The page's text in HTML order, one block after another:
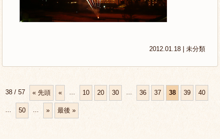
2012.01.18 | 未分類
38 / 57 « 先頭 « 10 20 30 36 37 38 39 40
50 » 最後 »